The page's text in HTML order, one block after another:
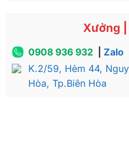
Xưởng
0908 936 932
Zalo
K.2/59, Hẻm 44,
Hòa, Tp.Biên Hòa